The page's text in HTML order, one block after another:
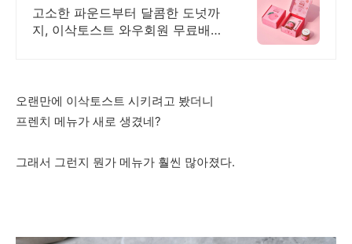
하게 대용량 빵
고소한 파운드부터 달콤한 도넛까
지, 이삭토스트 와우회원 무료배
오랜만에 이삭토스트 시키려고 봤더니
프렌치 메뉴가 새로 생겼네?
그래서 그런지 뭔가 메뉴가 훨씬 많아졌다.